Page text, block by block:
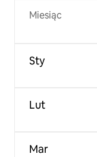
Miesiąc
Sty
Lut
Mar